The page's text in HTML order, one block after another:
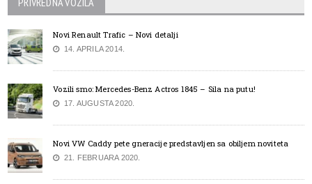
Novi Renault Trafic – Novi detalji
14. APRILA 2014.
Vozili smo: Mercedes-Benz Actros 1845 – Sila na putu!
17. AUGUSTA 2020.
Novi VW Caddy pete gneracije predstavljen sa obiljem noviteta
21. FEBRUARA 2020.